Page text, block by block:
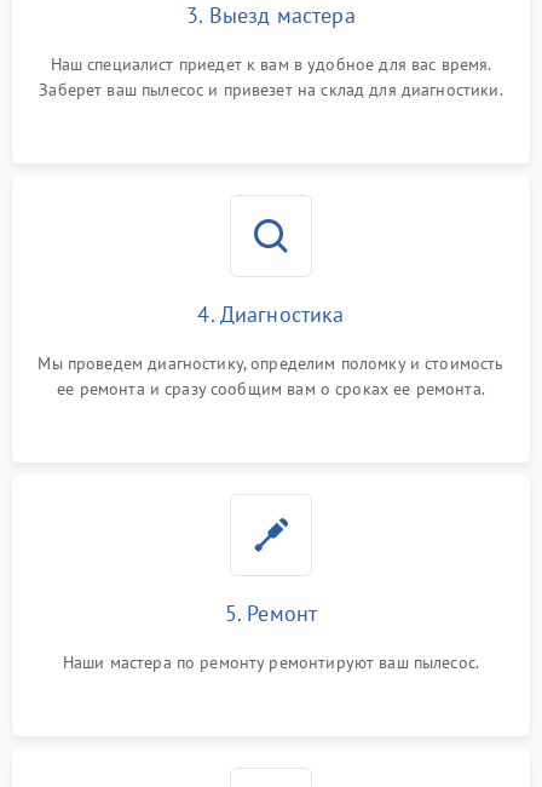
3. Выезд мастера
Наш специалист приедет к вам в удобное для вас время.
Заберет ваш пылесос и привезет на склад для диагностики.
4. Диагностика
Мы проведем диагностику, определим поломку и стоимость
ее ремонта и сразу сообщим вам о сроках ее ремонта.
5. Ремонт
Наши мастера по ремонту ремонтируют ваш пылесос.